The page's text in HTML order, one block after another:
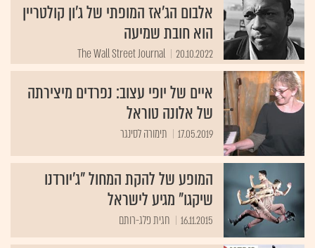
אלבום הג'אז המופתי של ג'ון קולטריין
הוא חובת שמיעה
20.10.2022
The Wall Street Journal
איים של יופי עצוב: נפרדים מיצירתה
של אלונה טוראל
17.05.2019 תימורה לסינגר
המופע של להקת המחול "ג'יורדנו
שיקגו" מגיע לישראל
16.11.2015 חגית פלג-רותם